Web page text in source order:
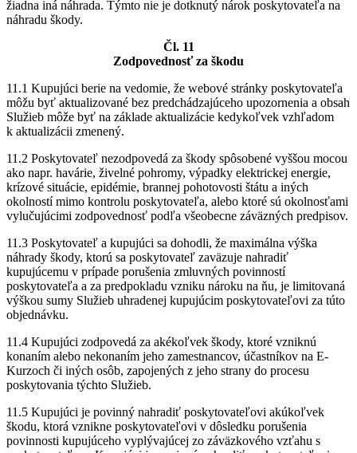
žiadna iná náhrada. Týmto nie je dotknutý nárok poskytovateľa na
náhradu škody.
Čl. 11
Zodpovednosť za škodu
11.1 Kupujúci berie na vedomie, že webové stránky poskytovateľa
môžu byť aktualizované bez predchádzajúceho upozornenia a obsah
Služieb môže byť na základe aktualizácie kedykoľvek vzhľadom
k aktualizácii zmenený.
11.2 Poskytovateľ nezodpovedá za škody spôsobené vyššou mocou
ako napr. havárie, živelné pohromy, výpadky elektrickej energie,
krízové situácie, epidémie, brannej pohotovosti štátu a iných
okolností mimo kontrolu poskytovateľa, alebo ktoré sú okolnosťami
vylučujúcimi zodpovednosť podľa všeobecne záväzných predpisov.
11.3 Poskytovateľ a kupujúci sa dohodli, že maximálna výška
náhrady škody, ktorú sa poskytovateľ zaväzuje nahradiť
kupujúcemu v prípade porušenia zmluvných povinností
poskytovateľa a za predpokladu vzniku nároku na ňu, je limitovaná
výškou sumy Služieb uhradenej kupujúcim poskytovateľovi za túto
objednávku.
11.4 Kupujúci zodpovedá za akékoľvek škody, ktoré vzniknú
konaním alebo nekonaním jeho zamestnancov, účastníkov na E-
Kurzoch či iných osôb, zapojených z jeho strany do procesu
poskytovania týchto Služieb.
11.5 Kupujúci je povinný nahradiť poskytovateľovi akúkoľvek
škodu, ktorá vznikne poskytovateľovi v dôsledku porušenia
povinnosti kupujúceho vyplývajúcej zo záväzkového vzťahu s